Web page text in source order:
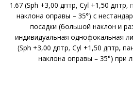
1.67 (Sph +3,00 дптр, Cyl +1,50 дптр,
наклона оправы – 35°) с
посадки (большой наклон и
индивидуальная однофокальная
(Sph +3,00 дптр, Cyl +1,50 дптр,
наклона оправы – 35°) при